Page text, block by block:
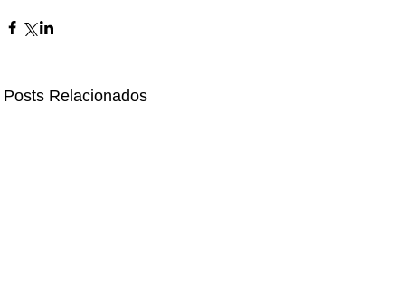
Posts Relacionados